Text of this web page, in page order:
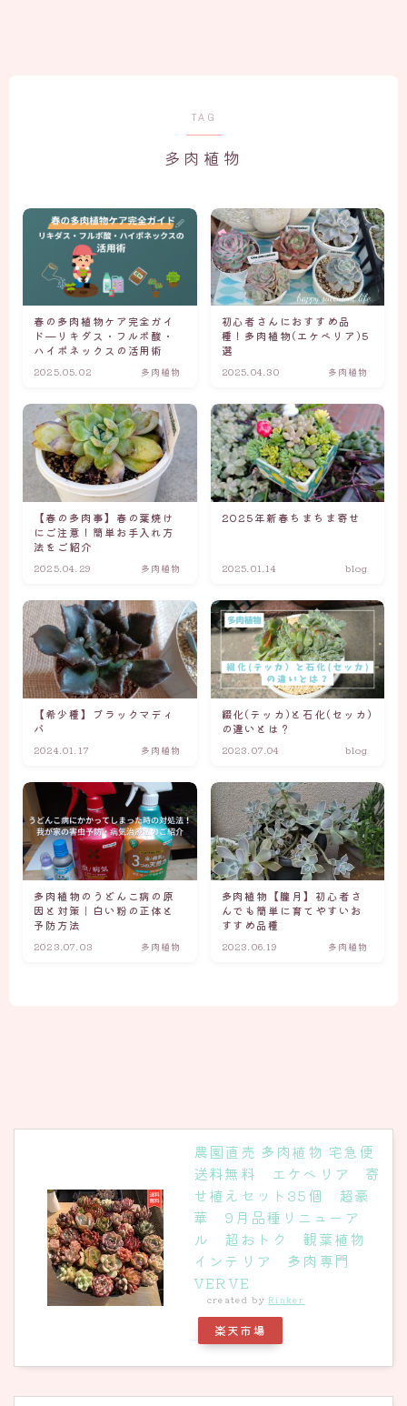
TAG
多肉植物
春の多肉植物ケア完全ガイ
ド—リキダス・フルボ酸・
ハイポネックスの活用術
2025.05.02 多肉植物
初心者さんにおすすめ品
種！多肉植物(エケベリア)5
選
2025.04.30 多肉植物
【春の多肉事】春の葉焼け
にご注意！簡単お手入れ方
法をご紹介
2025.04.29 多肉植物
2025年新春ちまちま寄せ
2025.01.14 blog
【希少種】ブラックマディ
バ
2024.01.17 多肉植物
綴化(テッカ)と石化(セッカ)
の違いとは？
2023.07.04 blog
多肉植物のうどんこ病の原
因と対策｜白い粉の正体と
予防方法
2023.07.03 多肉植物
多肉植物【朧月】初心者さ
んでも簡単に育てやすいお
すすめ品種
2023.06.19 多肉植物
農園直売 多肉植物 宅急便
送料無料 エケベリア 寄
せ植えセット35個 超豪
華 9月品種リニューア
ル 超おトク 観葉植物
インテリア 多肉専門
VERVE
created byRinker
楽天市場